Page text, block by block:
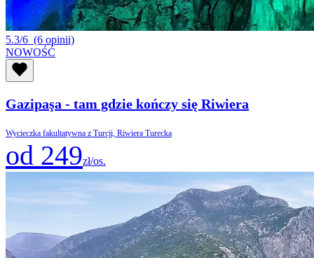
5.3/6 (6 opinii)
NOWOŚĆ
Gazipaşa - tam gdzie kończy się Riwiera
Wycieczka fakultatywna z Turcji, Riwiera Turecka
od 249zł/os.